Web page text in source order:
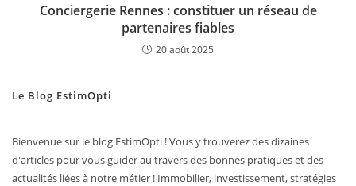
Conciergerie Rennes : constituer un réseau de
partenaires fiables
20 août 2025
Le Blog EstimOpti
Bienvenue sur le blog EstimOpti ! Vous y trouverez des dizaines
d'articles pour vous guider au travers des bonnes pratiques et des
actualités liées à notre métier ! Immobilier, investissement, stratégies